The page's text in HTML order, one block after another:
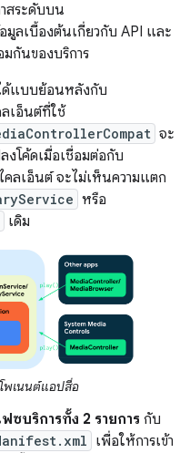
สระดับบน
มูลเบื้องต้นเกี่ยวกับ API และ
กันของบริการ
ด้แบบย้อนหลังกับ
เอ็นต์ที่ใช้
จะ
งโค้ดเมื่อเชื่อมต่อกับ
คลเอ็นต์ จะไม่เห็นความแตก
หรือ
เดิม
พเนนต์แอปสื่อ
ซบริการทั้ง 2 รายการ กับ
เพื่อให้การเข้า